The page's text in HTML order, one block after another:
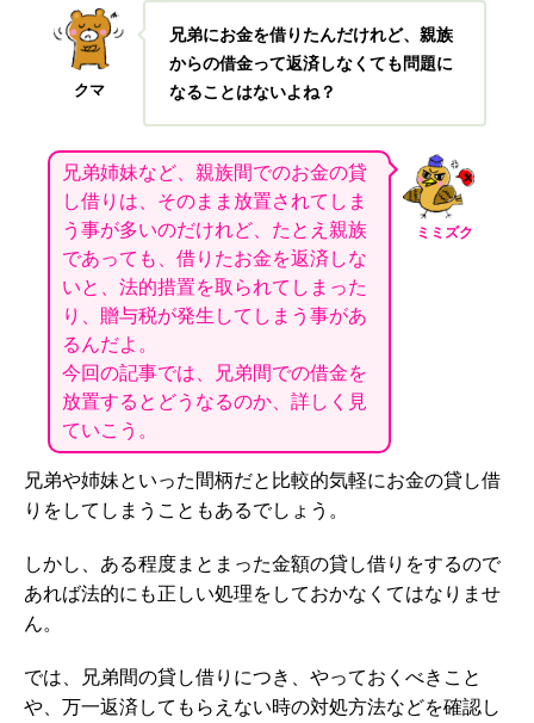
クマ
兄弟にお金を借りたんだけれど、親族
からの借金って返済しなくても問題に
なることはないよね？
ミミズク
兄弟姉妹など、親族間でのお金の貸
し借りは、そのまま放置されてしま
う事が多いのだけれど、たとえ親族
であっても、借りたお金を返済しな
いと、法的措置を取られてしまった
り、贈与税が発生してしまう事があ
るんだよ。
今回の記事では、兄弟間での借金を
放置するとどうなるのか、詳しく見
ていこう。
兄弟や姉妹といった間柄だと比較的気軽にお金の貸し借
りをしてしまうこともあるでしょう。
しかし、ある程度まとまった金額の貸し借りをするので
あれば法的にも正しい処理をしておかなくてはなりませ
ん。
では、兄弟間の貸し借りにつき、やっておくべきこと
や、万一返済してもらえない時の対処方法などを確認し